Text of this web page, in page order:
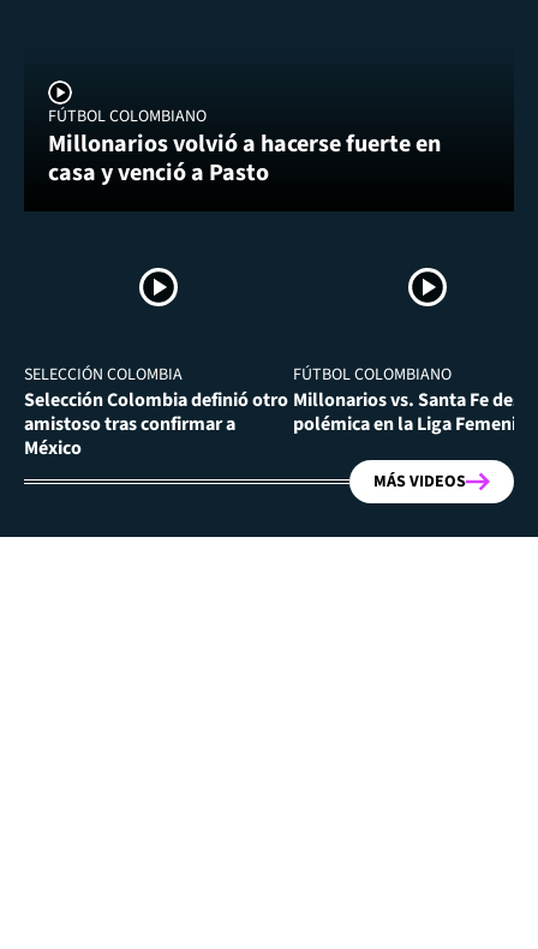
FÚTBOL COLOMBIANO
Millonarios volvió a hacerse fuerte en
casa y venció a Pasto
SELECCIÓN COLOMBIA
Selección Colombia definió otro
amistoso tras confirmar a
México
FÚTBOL COLOMBIANO
Millonarios vs. Santa Fe
polémica en la Liga Femenina
MÁS VIDEOS